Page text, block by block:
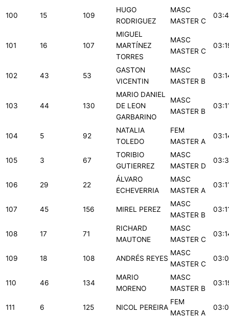
100 15 109
HUGO
RODRIGUEZ
MASC
MASTER C
101 16 107
MIGUEL
MARTÍNEZ
TORRES
MASC
MASTER C
102 43 53
GASTON
VICENTIN
MASC
MASTER B
103 44 130
MARIO DANIEL
DE LEON
GARBARINO
MASC
MASTER B
104 5 92
NATALIA
TOLEDO
FEM
MASTER A
105 3 67
TORIBIO
GUTIERREZ
MASC
MASTER D
106 29 22
ÁLVARO
ECHEVERRIA
MASC
MASTER A
107 45 156 MIREL PEREZ
MASC
MASTER B
108 17 71
RICHARD
MAUTONE
MASC
MASTER C
109 18 108 ANDRÉS REYES
MASC
MASTER C
110 46 134
MARIO
MORENO
MASC
MASTER B
111 6 125 NICOL PEREIRA
FEM
MASTER A